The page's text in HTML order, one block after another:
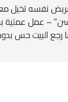
نفسه تخيل
– عمل عملية
رجع البيت حس